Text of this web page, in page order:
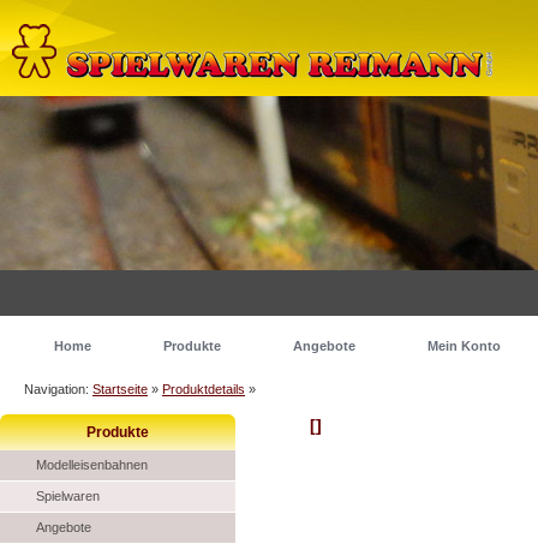
Home Produkte Angebote Mein Konto
Navigation: Startseite » Produktdetails »
Produkte
Modelleisenbahnen
Spielwaren
Angebote
[]